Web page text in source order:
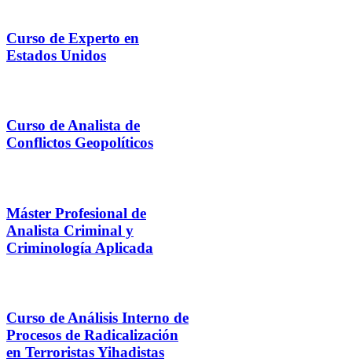
Curso de Experto en
Estados Unidos
Curso de Analista de
Conflictos Geopolíticos
Máster Profesional de
Analista Criminal y
Criminología Aplicada
Curso de Análisis Interno de
Procesos de Radicalización
en Terroristas Yihadistas